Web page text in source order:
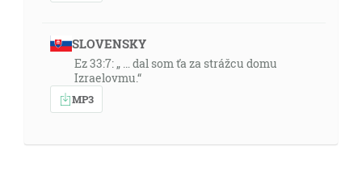
SLOVENSKY
Ez 33:7: „ … dal som ťa za strážcu domu
Izraelovmu.“
MP3